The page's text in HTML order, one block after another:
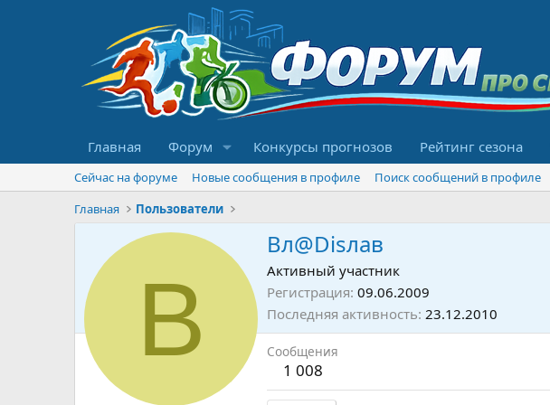
Главная Форум Конкурсы прогнозов Рейтинг сезона
Сейчас на форуме Новые сообщения в профиле
Поиск сообщений в профиле
Главная
Пользователи
В
Вл@Disлав
Активный участник
Регистрация 09.06.2009
Последняя активность 23.12.2010
Сообщения
1 008